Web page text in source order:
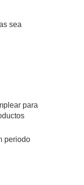
sea
para
periodo